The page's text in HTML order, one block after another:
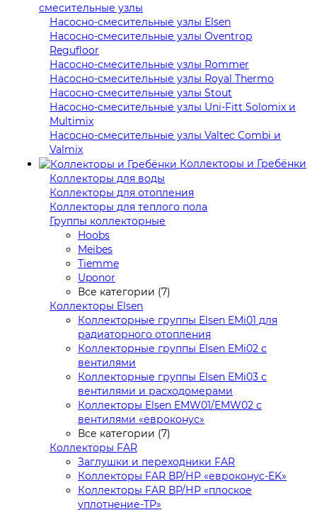
смесительные узлы
Насосно-смесительные узлы Elsen
Насосно-смесительные узлы Oventrop
Regufloor
Насосно-смесительные узлы Rommer
Насосно-смесительные узлы Royal Thermo
Насосно-смесительные узлы Stout
Насосно-смесительные узлы Uni-Fitt Solomix и
Multimix
Насосно-смесительные узлы Valtec Combi и
Valmix
Коллекторы и Гребёнки
Коллекторы для воды
Коллекторы для отопления
Коллекторы для теплого пола
Группы коллекторные
Hoobs
Meibes
Tiemme
Uponor
Все категории (7)
Коллекторы Elsen
Коллекторные группы Elsen EMi01 для
радиаторного отопления
Коллекторные группы Elsen EMi02 с
вентилями
Коллекторные группы Elsen EMi03 с
вентилями и расходомерами
Коллекторы Elsen EMW01/EMW02 с
вентилями «евроконус»
Все категории (7)
Коллекторы FAR
Заглушки и переходники FAR
Коллекторы FAR ВР/НР «евроконус-EK»
Коллекторы FAR ВР/НР «плоское
уплотнение-TP»